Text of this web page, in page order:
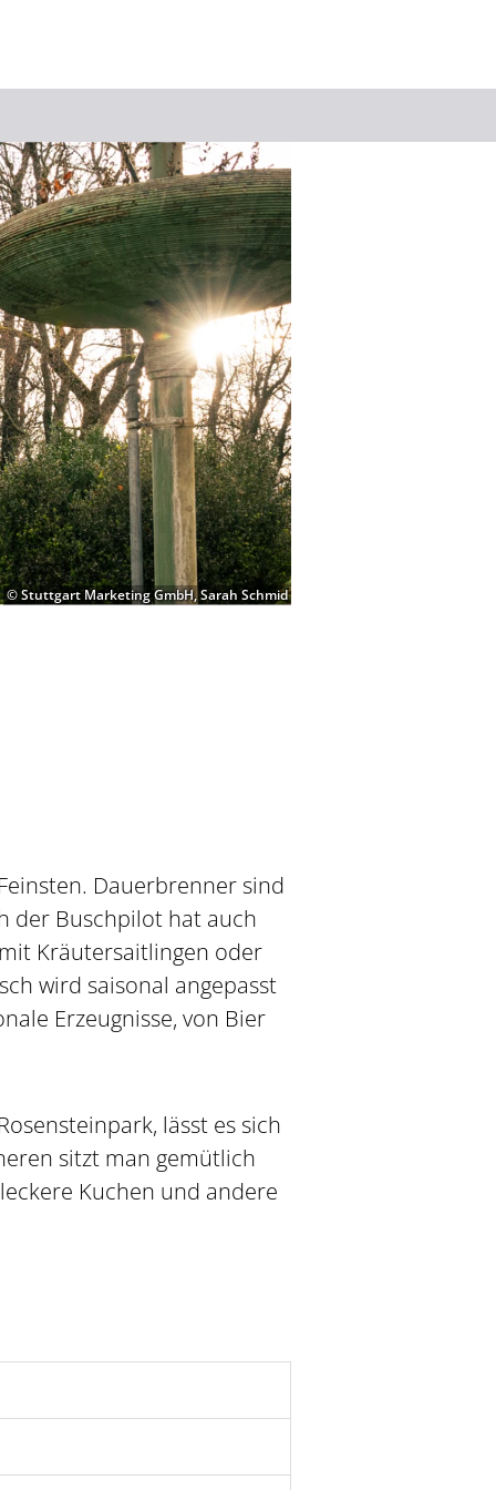
Suchbegriff
Das könnte Sie interessieren
Stadtführungen
Tickets
Citytour
Übernachtung
Erlebnisse
Essen & Trinken
Wein
Automobil
Kultur
Feste & Highlights
© Stuttgart Marketing GmbH, Sarah Schmid
Dauerbrenner sind
der Buschpilot hat auch
Kräutersaitlingen oder
wird saisonal angepasst
Erzeugnisse, von Bier
lässt es sich
sitzt man gemütlich
Kuchen und andere